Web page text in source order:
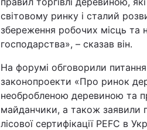
світовому ринку і сталий
збереження робочих місць та
господарства», – сказав він.
На форумі обговорили питання
законопроекти «Про ринок
необробленою деревиною та
майданчики, а також заявили
лісової сертифікації PEFC в